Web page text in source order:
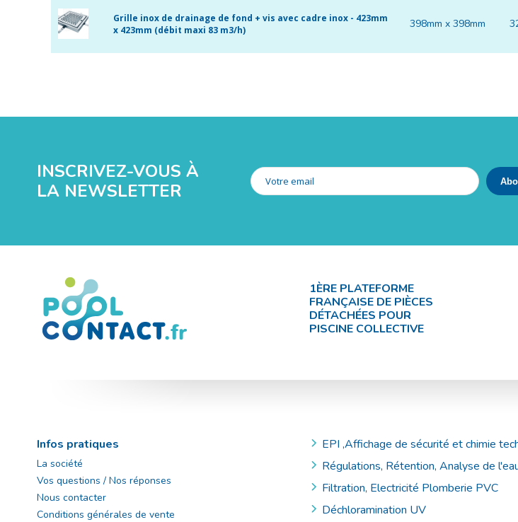
Grille inox de drainage de fond + vis avec cadre inox - 423mm
x 423mm (débit maxi 83 m3/h)
398mm x 398mm
INSCRIVEZ-VOUS À
LA NEWSLETTER
1ÈRE PLATEFORME
FRANÇAISE DE PIÈCES
DÉTACHÉES POUR
PISCINE COLLECTIVE
Infos pratiques
La société
Vos questions / Nos réponses
Nous contacter
Conditions générales de vente
EPI ,Affichage de sécurité et chimie
Régulations, Rétention, Analyse de
Filtration, Electricité Plomberie PVC
Déchloramination UV